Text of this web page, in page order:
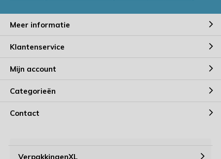
Meer informatie
Klantenservice
Mijn account
Categorieën
Contact
VerpakkingenXL